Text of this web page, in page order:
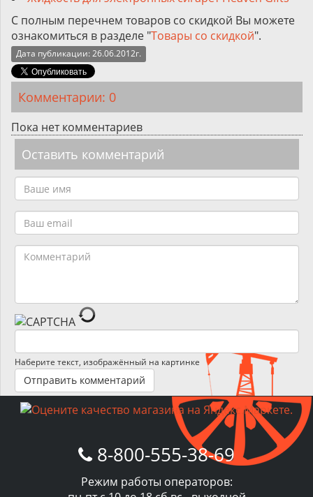
С полным перечнем товаров со скидкой Вы можете
ознакомиться в разделе "Товары со скидкой".
Дата публикации: 26.06.2012г.
Комментарии: 0
Пока нет комментариев
Оставить комментарий
Наберите текст, изображённый на картинке
8-800-555-38-69
Режим работы операторов: